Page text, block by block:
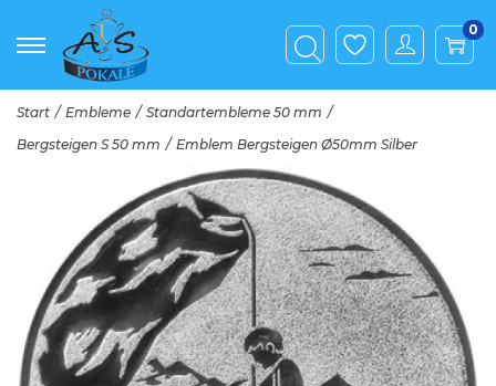
0
Start / Embleme / Standartembleme 50 mm /
Bergsteigen S 50 mm / Emblem Bergsteigen Ø50mm Silber